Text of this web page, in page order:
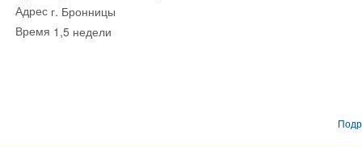
Адрес г. Бронницы
Время 1,5 недели